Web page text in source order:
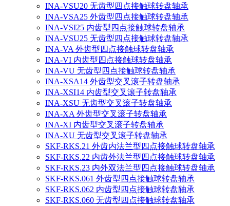
INA-VSU20 无齿型四点接触球转盘轴承
INA-VSA25 外齿型四点接触球转盘轴承
INA-VSI25 内齿型四点接触球转盘轴承
INA-VSU25 无齿型四点接触球转盘轴承
INA-VA 外齿型四点接触球转盘轴承
INA-VI 内齿型四点接触球转盘轴承
INA-VU 无齿型四点接触球转盘轴承
INA-XSA14 外齿型交叉滚子转盘轴承
INA-XSI14 内齿型交叉滚子转盘轴承
INA-XSU 无齿型交叉滚子转盘轴承
INA-XA 外齿型交叉滚子转盘轴承
INA-XI 内齿型交叉滚子转盘轴承
INA-XU 无齿型交叉滚子转盘轴承
SKF-RKS.21 外齿内法兰型四点接触球转盘轴承
SKF-RKS.22 内齿外法兰型四点接触球转盘轴承
SKF-RKS.23 内外双法兰型四点接触球转盘轴承
SKF-RKS.061 外齿型四点接触球转盘轴承
SKF-RKS.062 内齿型四点接触球转盘轴承
SKF-RKS.060 无齿型四点接触球转盘轴承